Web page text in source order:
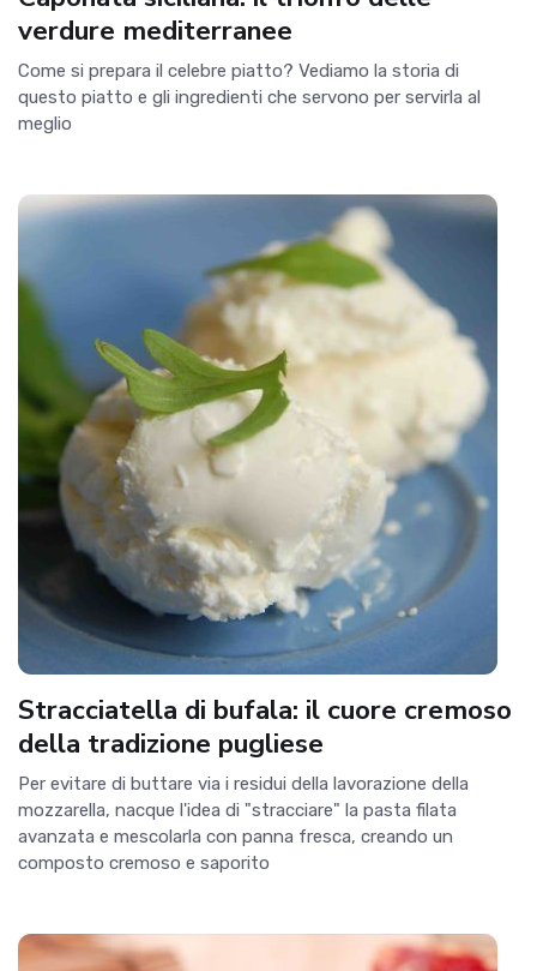
verdure mediterranee
Come si prepara il celebre piatto? Vediamo la storia di
questo piatto e gli ingredienti che servono per servirla al
meglio
Stracciatella di bufala: il cuore cremoso
della tradizione pugliese
Per evitare di buttare via i residui della lavorazione della
mozzarella, nacque l'idea di "stracciare" la pasta filata
avanzata e mescolarla con panna fresca, creando un
composto cremoso e saporito